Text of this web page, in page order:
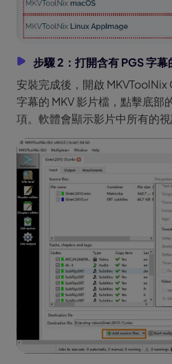
步驟 2：打開含有 PGS 字幕
安裝完成後，開啟 MKVToolNix
字幕的 MKV 影片檔，點擊底
項。軟體會顯示影片中所有的視